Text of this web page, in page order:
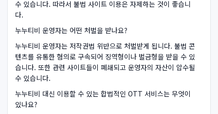
수 있습니다. 따라서 불법 사이트 이용은 자제하는 것이 좋습니
다.
누누티비 운영자는 어떤 처벌을 받나요?
누누티비 운영자는 저작권법 위반으로 처벌받게 됩니다. 불법 콘
텐츠를 유통한 혐의로 구속되어 징역형이나 벌금형을 받을 수 있
습니다. 또한 관련 사이트들이 폐쇄되고 운영자의 자산이 압수될
수 있습니다.
누누티비 대신 이용할 수 있는 합법적인 OTT 서비스는 무엇이
있나요?